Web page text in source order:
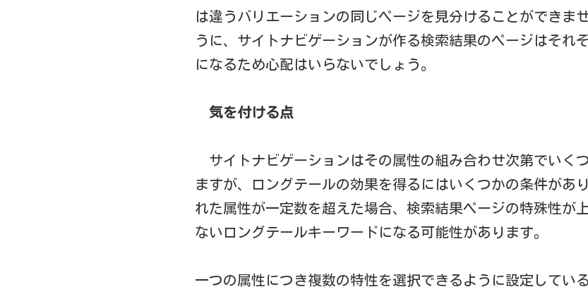
は違うバリエーションの同じページを見分けることができま
うに、サイトナビゲーションが作る検索結果のページはそれ
になるため心配はいらないでしょう。
気を付ける点
サイトナビゲーションはその属性の組み合わせ次第でいく
ますが、ロングテールの効果を得るにはいくつかの条件があり
れた属性が一定数を超えた場合、検索結果ページの特殊性が
ないロングテールキーワードになる可能性があります。
一つの属性につき複数の特性を選択できるように設定してい